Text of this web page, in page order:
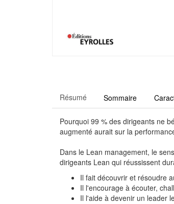
Résumé Sommaire
Pourquoi 99 % des dirigeants ne
augmenté aurait sur la
Dans le Lean management, le
dirigeants Lean qui réussissent
Il fait découvrir et résoudre
Il l'encourage à écouter,
Il l'aide à devenir un leader